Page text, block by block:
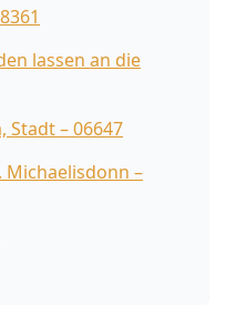
lassen an die
Stadt – 06647
Michaelisdonn –